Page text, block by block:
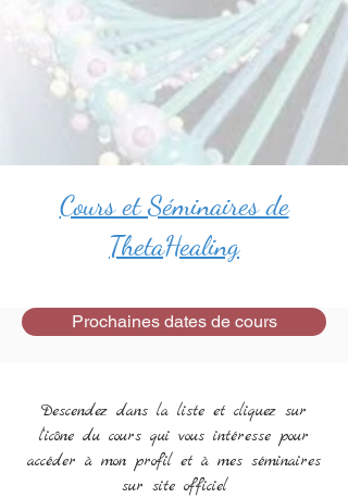
Cours et Séminaires de
ThetaHealing
Prochaines dates de cours
Descendez dans la liste et cliquez sur
l'icône du cours qui vous intéresse pour
accéder à mon profil et à mes séminaires
sur site officiel